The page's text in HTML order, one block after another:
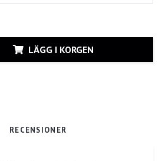
LÄGG I KORGEN
RECENSIONER